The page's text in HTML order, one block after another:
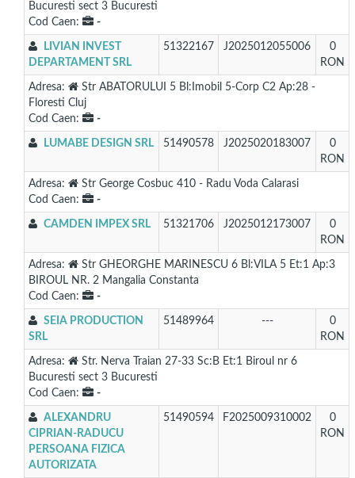
Bucuresti sect 3 Bucuresti
Cod Caen:
-
LIVIAN INVEST
DEPARTAMENT SRL
51322167 J2025012055006
0
RON
Adresa:
Str ABATORULUI 5 Bl:Imobil 5-Corp C2 Ap:28 -
Floresti Cluj
Cod Caen:
-
LUMABE DESIGN SRL 51490578 J2025020183007
0
RON
Adresa:
Str George Cosbuc 410 - Radu Voda Calarasi
Cod Caen:
-
CAMDEN IMPEX SRL 51321706 J2025012173007
0
RON
Adresa:
Str GHEORGHE MARINESCU 6 Bl:VILA 5 Et:1 Ap:3
BIROUL NR. 2 Mangalia Constanta
Cod Caen:
-
SEIA PRODUCTION
SRL
51489964 ---
0
RON
Adresa:
Str. Nerva Traian 27-33 Sc:B Et:1 Biroul nr 6
Bucuresti sect 3 Bucuresti
Cod Caen:
-
ALEXANDRU
CIPRIAN-RADUCU
PERSOANA FIZICA
AUTORIZATA
51490594 F2025009310002
0
RON